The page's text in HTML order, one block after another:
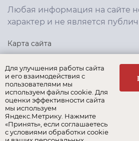
Любая информация на сайте
характер и не является
Карта сайта
Политика конфиденциальности
Создание сайта,интернет-
Для улучшения работы сайта
и его взаимодействия с
пользователями мы
используем файлы cookie. Для
оценки эффективности сайта
мы используем
Яндекс.Метрику. Нажмите
«Принять», если соглашаетесь
с условиями обработки cookie